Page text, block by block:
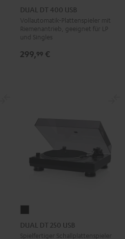
DT
400
USB
Schwarz
DUAL DT 400 USB
Vollautomatik-Plattenspieler mit
Riemenantrieb, geeignet für LP
und Singles
299,99 €
DT
250
DUAL DT 250 USB
Spielfertiger Schallplattenspieler